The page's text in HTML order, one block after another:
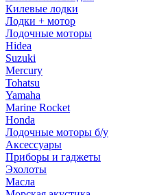
Килевые лодки
Лодки + мотор
Лодочные моторы
Hidea
Suzuki
Mercury
Tohatsu
Yamaha
Marine Rocket
Honda
Лодочные моторы б/у
Аксессуары
Приборы и гаджеты
Эхолоты
Масла